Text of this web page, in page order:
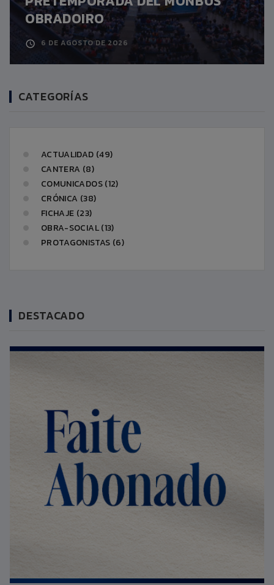
OBRADOIRO
6 DE AGOSTO DE 2026
CATEGORÍAS
ACTUALIDAD (49)
CANTERA (8)
COMUNICADOS (12)
CRÓNICA (38)
FICHAJE (23)
OBRA-SOCIAL (13)
PROTAGONISTAS (6)
DESTACADO